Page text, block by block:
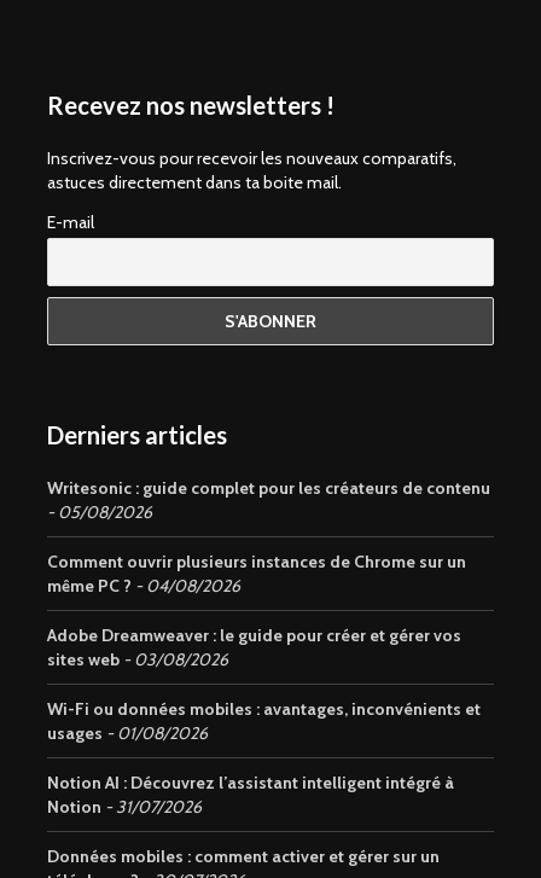
Recevez nos newsletters !
Inscrivez-vous pour recevoir les nouveaux comparatifs,
astuces directement dans ta boite mail.
E-mail
Derniers articles
Writesonic : guide complet pour les créateurs de contenu
05/08/2026
Comment ouvrir plusieurs instances de Chrome sur un
même PC ?
04/08/2026
Adobe Dreamweaver : le guide pour créer et gérer vos
sites web
03/08/2026
Wi-Fi ou données mobiles : avantages, inconvénients et
usages
01/08/2026
Notion AI : Découvrez l’assistant intelligent intégré à
Notion
31/07/2026
Données mobiles : comment activer et gérer sur un